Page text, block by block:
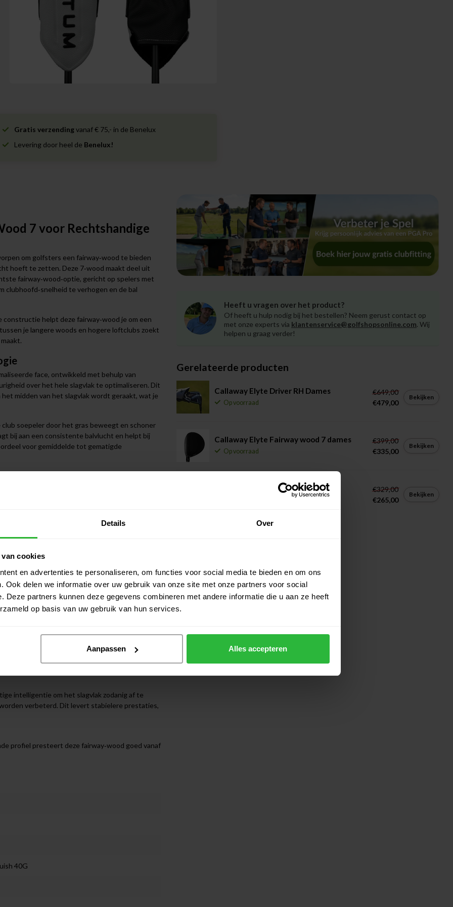
Details Over
cookies
en advertenties te personaliseren, om functies voor social media te bieden en om ons
Ook delen we informatie over uw gebruik van onze site met onze partners voor social
Deze partners kunnen deze gegevens combineren met andere informatie die u aan ze heeft
op basis van uw gebruik van hun services.
Aanpassen Alles accepteren
Gratis verzendingvanaf € 75,- in de Benelux
Levering door heel de Benelux!
7 voor Rechtshandige
om golfsters een fairway‑wood te bieden
hoeft te zetten. Deze 7‑wood maakt deel uit
fairway‑wood‑optie, gericht op spelers met
clubhoofd‑snelheid te verhogen en de bal
helpt deze fairway‑wood je om een
je langere woods en hogere loftclubs zoekt
face, ontwikkeld met behulp van
over het hele slagvlak te optimaliseren. Dit
midden van het slagvlak wordt geraakt, wat je
soepeler door het gras beweegt en schoner
bij aan een consistente balvlucht en helpt bij
voor gemiddelde tot gematigde
Fast‑serie OptiFit4‑instelmogelijkheden voor
7‑wood ligt de nadruk vooral op stabiel, hoog
Max Fast Fairway Wood 7
zachte landingen.
ook bij niet‑perfect contact.
voor dames die een combinatie van afstand en
gematigde swingsnelheid die een lichte,
karakter.
intelligentie om het slagvlak zodanig af te
verbeterd. Dit levert stabielere prestaties,
profiel presteert deze fairway‑wood goed vanaf
40G
Heeft u vragen over het product?
Of heeft u hulp nodig bij het bestellen? Neem gerust contact op
met onze experts via klantenservice@golfshopsonline.com. Wij
helpen u graag verder!
Gerelateerde producten
Callaway Elyte Driver RH Dames
Op voorraad
€649,00
€479,00
Bekijken
Callaway Elyte Fairway wood 7 dames
Op voorraad
€399,00
€335,00
Bekijken
Callaway Elyte Hybride 4 dames
€329,00
€265,00
Bekijken